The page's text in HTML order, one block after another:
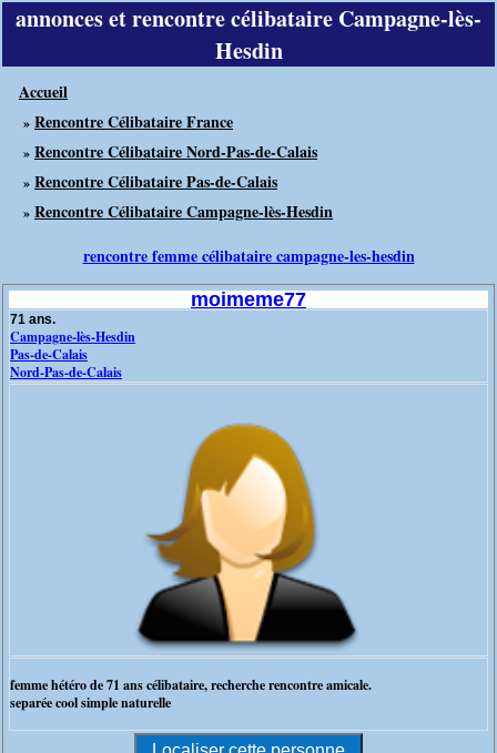
annonces et rencontre célibataire Campagne-lès-
Hesdin
Accueil
» Rencontre Célibataire France
» Rencontre Célibataire Nord-Pas-de-Calais
» Rencontre Célibataire Pas-de-Calais
» Rencontre Célibataire Campagne-lès-Hesdin
rencontre femme célibataire campagne-les-hesdin
moimeme77
71 ans.
Campagne-lès-Hesdin
Pas-de-Calais
Nord-Pas-de-Calais
femme hétéro de 71 ans célibataire, recherche rencontre amicale.
separée cool simple naturelle